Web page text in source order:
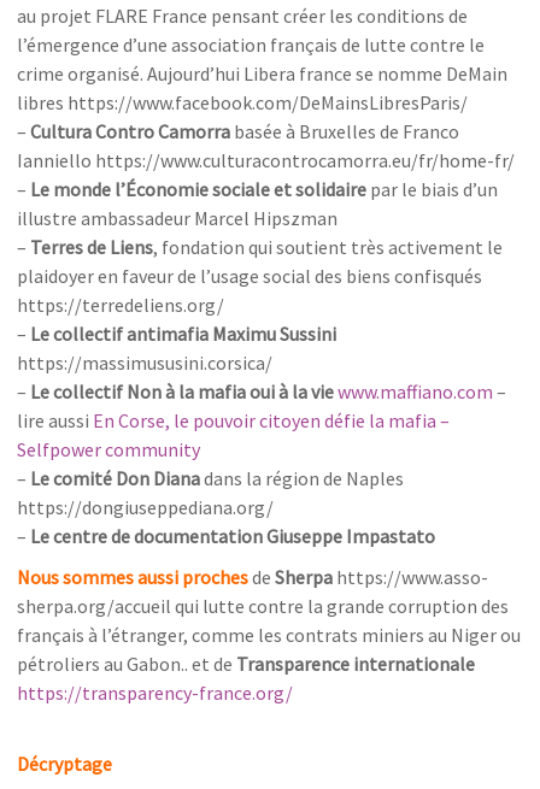
au projet FLARE France pensant créer les conditions de
l’émergence d’une association français de lutte contre le
crime organisé. Aujourd’hui Libera france se nomme DeMain
libres https://www.facebook.com/DeMainsLibresParis/
–Cultura Contro Camorra basée à Bruxelles de Franco
Ianniello https://www.culturacontrocamorra.eu/fr/home-fr/
– Le monde l’Économie sociale et solidaire par le biais d’un
illustre ambassadeur Marcel Hipszman
– Terres de Liens, fondation qui soutient très activement le
plaidoyer en faveur de l’usage social des biens confisqués
https://terredeliens.org/
– Le collectif antimafia Maximu Sussini
https://massimususini.corsica/
– Le collectif Non à la mafia oui à la viewww.maffiano.com –
lire aussi En Corse, le pouvoir citoyen défie la mafia –
Selfpower community
– Le comité Don Dianadans la région de Naples
https://dongiuseppediana.org/
– Le centre de documentation Giuseppe Impastato
Nous sommes aussi prochesdeSherpa https://www.asso-
sherpa.org/accueil qui lutte contre la grande corruption des
français à l’étranger, comme les contrats miniers au Niger ou
pétroliers au Gabon.. et de Transparence internationale
https://transparency-france.org/
Décryptage